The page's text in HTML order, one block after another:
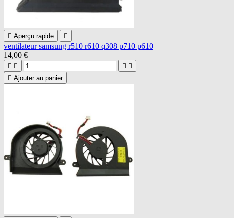
 Aperçu rapide 
ventilateur samsung r510 r610 q308 p710 p610
14,00 €
   
 Ajouter au panier